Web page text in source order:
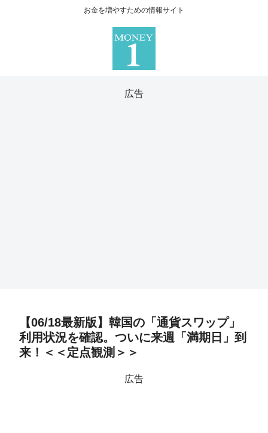
お金を増やすための情報サイト
広告
【06/18最新版】韓国の「通貨スワップ」
利用状況を確認。ついに来週「満期日」到
来！＜＜定点観測＞＞
広告